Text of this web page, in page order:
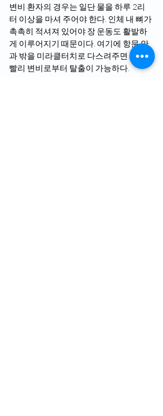
변비 환자의 경우는 일단 물을 하루 2리
터 이상을 마셔 주어야 한다. 인체 내 뼈가
촉촉히 적셔져 있어야 장 운동도 활발하
게 이루어지기 때문이다. 여기에 항문 안
과 밖을 미라클터치로 다스려주면 보다
빨리 변비로부터 탈출이 가능하다.